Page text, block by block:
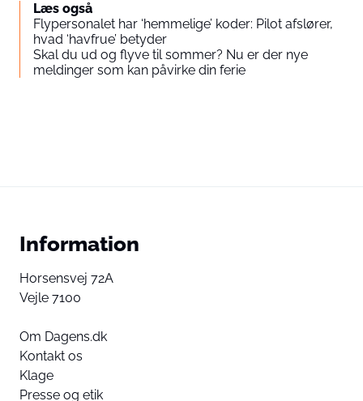
Læs også
Flypersonalet har ‘hemmelige’ koder: Pilot afslører,
hvad ‘havfrue’ betyder
Skal du ud og flyve til sommer? Nu er der nye
meldinger som kan påvirke din ferie
Information
Horsensvej 72A
Vejle 7100
Om Dagens.dk
Kontakt os
Klage
Presse og etik